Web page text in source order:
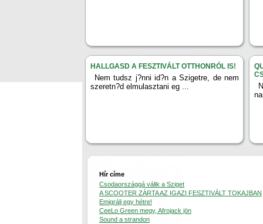
HALLGASD A FESZTIVÁLT OTTHONRÓL IS!
Nem tudsz j?nni id?n a Szigetre, de nem
szeretn?d elmulasztani eg ...
Hír címe
Csodaországgá válik a Sziget
A SCOOTER ZÁRTA AZ IGAZI FESZTIVÁLT TOKAJBAN
Emigrálj egy hétre!
CeeLo Green megy, Afrojack jön
Sound a strandon